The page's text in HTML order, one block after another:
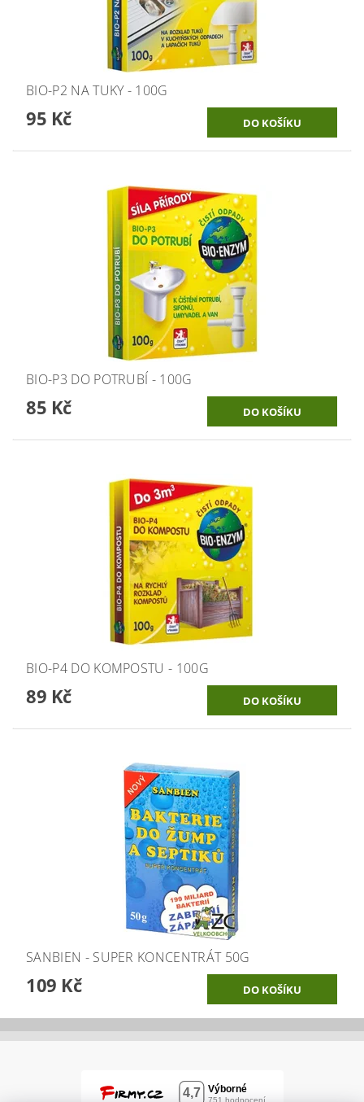
BIO-P2 NA TUKY - 100G
95 Kč
BIO-P3 DO POTRUBÍ - 100G
85 Kč
BIO-P4 DO KOMPOSTU - 100G
89 Kč
SANBIEN - SUPER KONCENTRÁT 50G
109 Kč